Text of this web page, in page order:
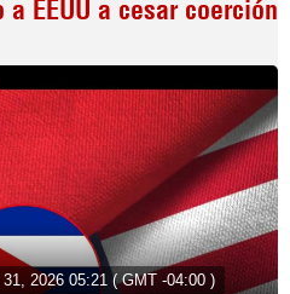
EEUU a cesar coerción
2026 05:21 ( GMT -04:00 )